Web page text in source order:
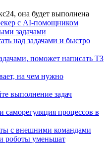
она будет выполнена
с AI-помощником
задачами
над задачами и быстро
поможет написать ТЗ
на чем нужно
выполнение задач
саморегуляция процессов в
с внешними командами
роботы уменьшат